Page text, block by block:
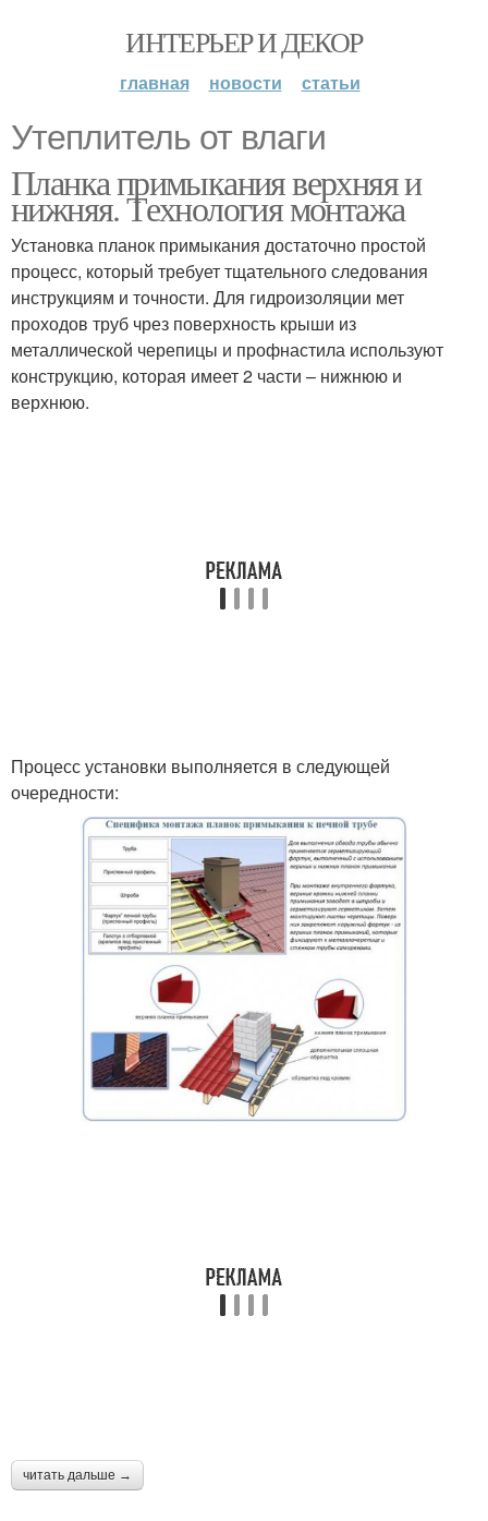
ИНТЕРЬЕР И ДЕКОР
главная новости статьи
Утеплитель от влаги
Планка примыкания верхняя и
нижняя. Технология монтажа
Установка планок примыкания достаточно простой
процесс, который требует тщательного следования
инструкциям и точности. Для гидроизоляции мет
проходов труб чрез поверхность крыши из
металлической черепицы и профнастила используют
конструкцию, которая имеет 2 части – нижнюю и
верхнюю.
Процесс установки выполняется в следующей
очередности:
читать дальше →